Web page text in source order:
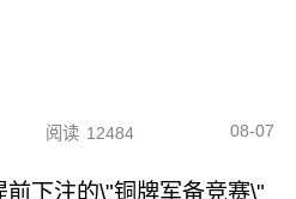
阅读 12484 08-07
下注的\"铜牌军备竞赛\"